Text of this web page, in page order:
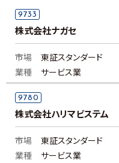
9733
株式会社ナガセ
市場
東証スタンダード
業種
サービス業
9780
株式会社ハリマビステム
市場
東証スタンダード
業種
サービス業